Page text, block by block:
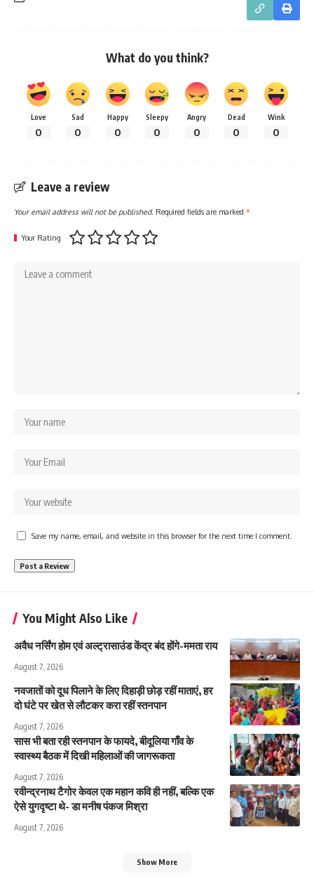
What do you think?
Love
0
Sad
0
Happy
0
Sleepy
0
Angry
0
Dead
0
Wink
0
Leave a review
Your email address will not be published. Required fields are marked *
Your Rating
Save my name, email, and website in this browser for the next time I comment.
You Might Also Like
अवैध नर्सिंग होम एवं अल्ट्रासाउंड केंद्र बंद होंगे-ममता राय
August 7, 2026
नवजातों को दूध पिलाने के लिए दिहाड़ी छोड़ रहीं माताएं, हर
दो घंटे पर खेत से लौटकर करा रहीं स्तनपान
August 7, 2026
सास भी बता रही स्तनपान के फायदे, बीदूलिया गाँव के
स्वास्थ्य बैठक में दिखी महिलाओं की जागरूकता
August 7, 2026
रवीन्द्रनाथ टैगोर केवल एक महान कवि ही नहीं, बल्कि एक
ऐसे युगदृष्टा थे- डा मनीष पंकज मिश्रा
August 7, 2026
Show More